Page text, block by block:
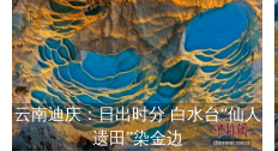
云南迪庆：日出时分 白水台“仙人
遗田”染金边